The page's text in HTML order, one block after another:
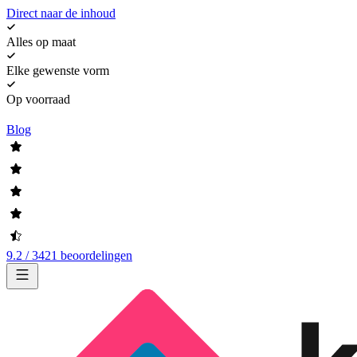
Direct naar de inhoud
Alles op maat
Elke gewenste vorm
Op voorraad
Blog
9.2 / 3421 beoordelingen